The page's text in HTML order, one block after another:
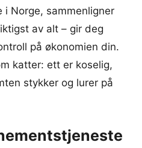
i Norge, sammenligner
av alt – gir deg
på økonomien din.
katter: ett er koselig,
stykker og lurer på